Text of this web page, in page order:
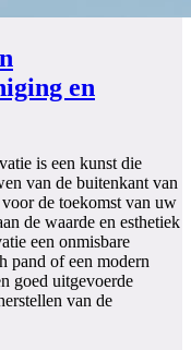
en
is een kunst die
van de buitenkant van
de toekomst van uw
de waarde en esthetiek
een onmisbare
pand of een modern
goed uitgevoerde
van de